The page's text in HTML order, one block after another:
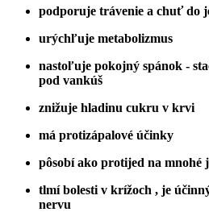
podporuje trávenie a chuť do
urýchľuje metabolizmus
nastoľuje pokojný spánok -
pod vankúš
znižuje hladinu cukru v krvi
má protizápalové účinky
pôsobí ako protijed na mnohé
tlmí bolesti v krížoch , je
nervu